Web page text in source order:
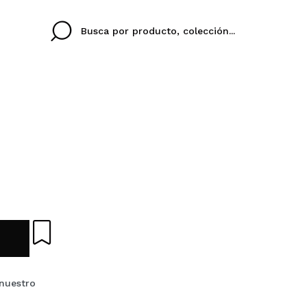
Al crear una cuenta
rápidamente, revisar
IDIOMA
colori